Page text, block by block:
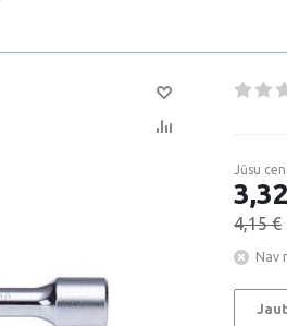
Jūsu
4,15 €
Nav